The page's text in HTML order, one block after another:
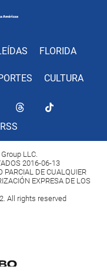
FLORIDA
CULTURA
RSS
LLC.
2016-06-13
PARCIAL DE CUALQUIER
EXPRESA DE LOS
All rights reserved